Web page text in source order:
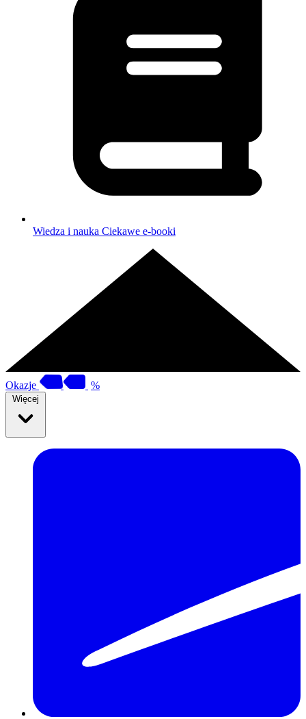
Wiedza i nauka Ciekawe e-booki
Okazje %
Więcej